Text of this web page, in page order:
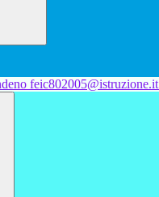
feic802005@istruzione.it